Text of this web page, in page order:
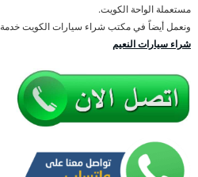
مستعملة الواحة الكويت.
ونعمل أيضاً في مكتب شراء سيارات الكويت خدمة 24 ساعة.
شراء سيارات النعيم